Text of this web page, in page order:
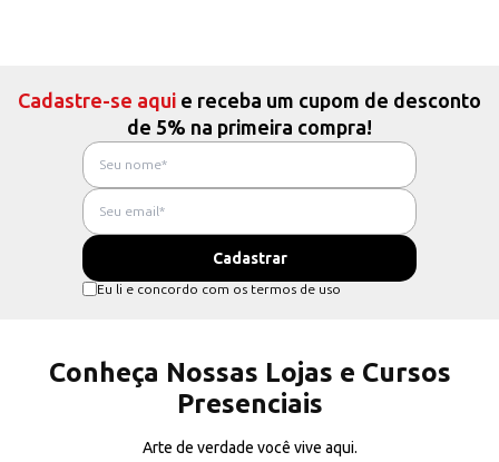
Cadastre-se aqui e receba um cupom de desconto
de 5% na primeira compra!
Eu li e concordo com os termos de uso
Conheça Nossas Lojas e Cursos
Presenciais
Arte de verdade você vive aqui.